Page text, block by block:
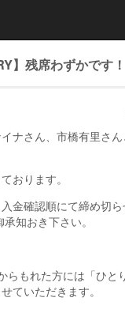
】残席わずかです！
ナさん、市橋有里さ
おります。
金確認順にて締め切
知おき下さい。
らもれた方には「ひと
ていただきます。